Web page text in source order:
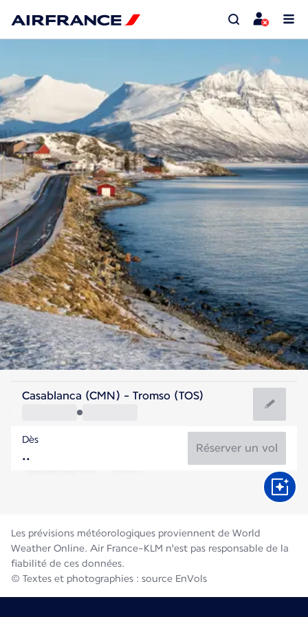
Norvège
Tromso
Norvège
Durée du vol
Casablanca (CMN) - Tromso (TOS)
Dès
Réserver un vol
Les prévisions météorologiques proviennent de World
Weather Online. Air France-KLM n'est pas responsable de la
fiabilité de ces données.
© Textes et photographies : source EnVols